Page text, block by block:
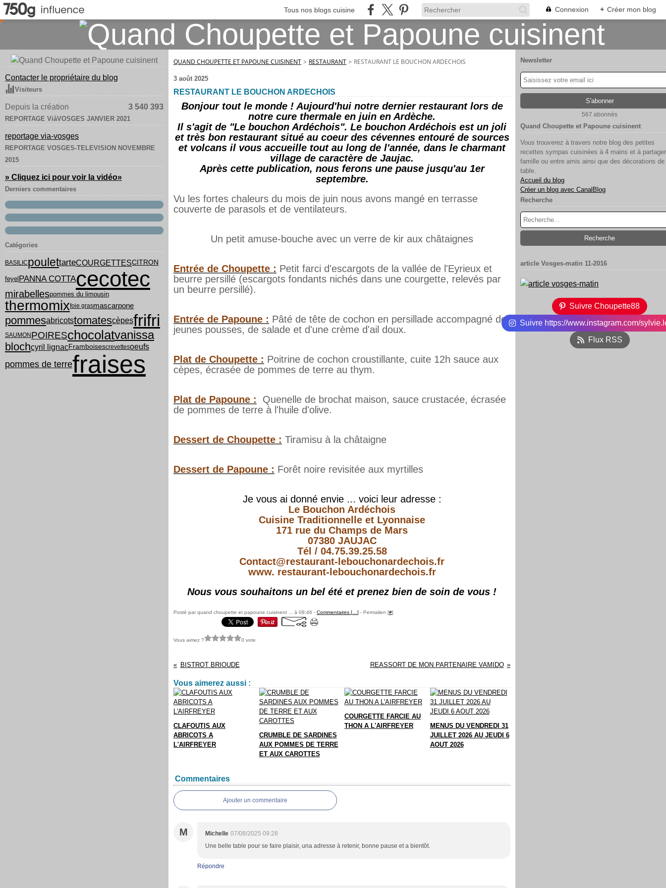
Tous nos blogs cuisine Connexion + Créer mon blog
Contacter le propriétaire du blog
Visiteurs
Depuis la création 3 540 393
REPORTAGE ViàVOSGES JANVIER 2021
reportage via-vosges
REPORTAGE VOSGES-TELEVISION NOVEMBRE
2015
» Cliquez ici pour voir la vidéo»
Derniers commentaires
Catégories
BASILICpoulettarteCOURGETTESCITRON
feyelPANNA COTTAcecotec
mirabellespommes du limousin
thermomixfoie grasmascarpone
pommesabricotstomatescèpesfrifri
SAUMON POIRESchocolatvanissa
blochcyril lignacFramboisescrevettesoeufs
pommes de terrefraises
QUAND CHOUPETTE ET PAPOUNE CUISINENT > RESTAURANT > RESTAURANT LE BOUCHON ARDECHOIS
3 août 2025
RESTAURANT LE BOUCHON ARDECHOIS
Bonjour tout le monde ! Aujourd'hui notre dernier restaurant lors de
notre cure thermale en juin en Ardèche.
Il s'agit de "Le bouchon Ardéchois". Le bouchon Ardéchois est un joli
et très bon restaurant situé au coeur des cévennes entouré de sources
et volcans il vous accueille tout au long de l'année, dans le charmant
village de caractère de Jaujac.
Après cette publication, nous ferons une pause jusqu'au 1er
septembre.
Vu les fortes chaleurs du mois de juin nous avons mangé en terrasse
couverte de parasols et de ventilateurs.
Un petit amuse-bouche avec un verre de kir aux châtaignes
Entrée de Choupette : Petit farci d'escargots de la vallée de l'Eyrieux et
beurre persillé (escargots fondants nichés dans une courgette, relevés par
un beurre persillé).
Entrée de Papoune : Pâté de tête de cochon en persillade accompagné de
jeunes pousses, de salade et d'une crème d'ail doux.
Plat de Choupette : Poitrine de cochon croustillante, cuite 12h sauce aux
cèpes, écrasée de pommes de terre au thym.
Plat de Papoune : Quenelle de brochat maison, sauce crustacée, écrasée
de pommes de terre à l'huile d'olive.
Dessert de Choupette : Tiramisu à la châtaigne
Dessert de Papoune : Forêt noire revisitée aux myrtilles
Je vous ai donné envie ... voici leur adresse :
Le Bouchon Ardéchois
Cuisine Traditionnelle et Lyonnaise
171 rue du Champs de Mars
07380 JAUJAC
Tél / 04.75.39.25.58
Contact@restaurant-lebouchonardechois.fr
www. restaurant-lebouchonardechois.fr
Nous vous souhaitons un bel été et prenez bien de soin de vous !
Posté par quand choupette et papoune cuisinent ... à 08:46 - Commentaires [ ] - Permalien [#]
Vous aimez ? 0 vote
BISTROT BRIOUDE REASSORT DE MON PARTENAIRE VAMIDO
Vous aimerez aussi :
CLAFOUTIS AUX
ABRICOTS A
L'AIRFREYER
CRUMBLE DE SARDINES
AUX POMMES DE TERRE
ET AUX CAROTTES
COURGETTE FARCIE AU
THON A L'AIRFREYER
MENUS DU VENDREDI 31
JUILLET 2026 AU JEUDI 6
AOUT 2026
Commentaires
Ajouter un commentaire
M Michelle 07/08/2025 09:28
Une belle table pour se faire plaisir, una adresse à retenir, bonne pause et a bientôt.
Répondre
Newsletter
567 abonnés
Quand Choupette et Papoune cuisinent
Vous trouverez à travers notre blog des petites
recettes sympas cuisinées à 4 mains et à
famille ou entre amis ainsi que des décorations de
table.
Accueil du blog
Créer un blog avec CanalBlog
Recherche
article Vosges-matin 11-2016
Suivre Choupette88
Suivre https://www.instagram.com/
Flux RSS